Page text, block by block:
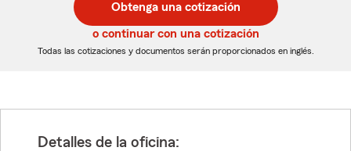
de
5
dígitos
de
5
dígitos
Obtenga una cotización
o continuar con una cotización
Todas las cotizaciones y documentos serán proporcionados en inglés.
Detalles de la oficina: